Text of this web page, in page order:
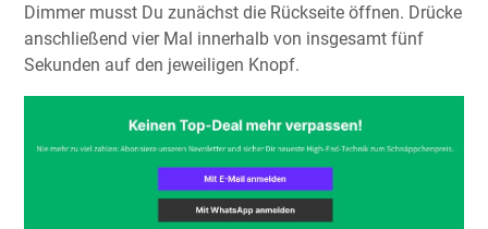
Dimmer musst Du zunächst die Rückseite öffnen. Drücke
anschließend vier Mal innerhalb von insgesamt fünf
Sekunden auf den jeweiligen Knopf.